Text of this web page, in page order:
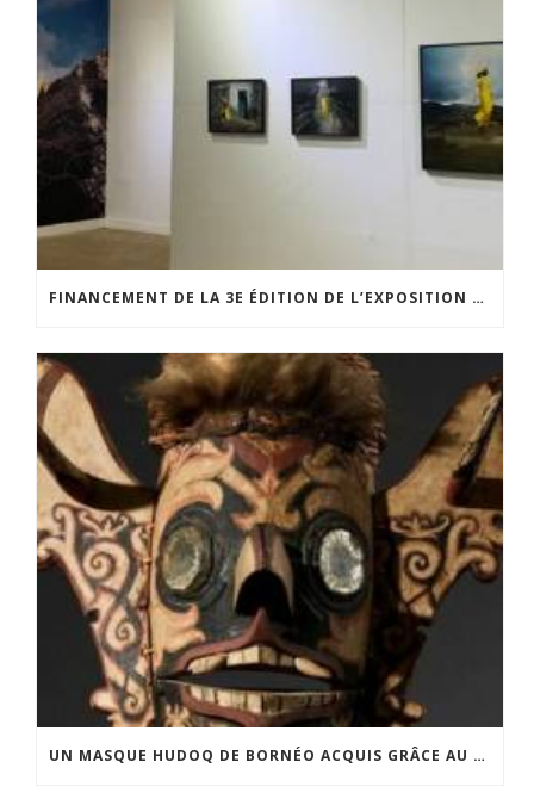
FINANCEMENT DE LA 3E ÉDITION DE L’EXPOSITION DU PRIX POUR LA PHOTOGRAPHIE PAR LE CERCLE POUR LA PHOTOGRAPHIE ET L’ART CONTEMPORAIN
UN MASQUE HUDOQ DE BORNÉO ACQUIS GRÂCE AU SOUTIEN DU CERCLE LÉVI-STRAUSS